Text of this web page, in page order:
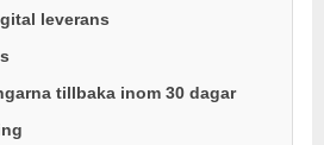
leverans
tillbaka inom 30 dagar